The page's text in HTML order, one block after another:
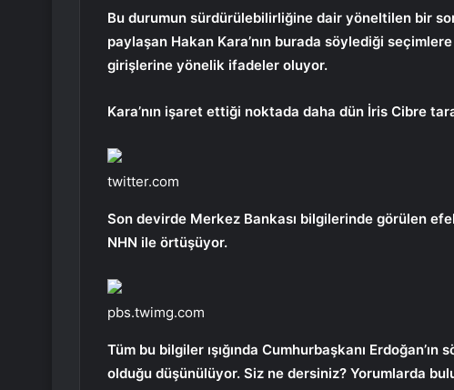
Bu durumun sürdürülebilirliğine dair yöneltilen bir
paylaşan Hakan Kara’nın burada söylediği
girişlerine yönelik ifadeler oluyor.
Kara’nın işaret ettiği noktada daha dün İris Cibre
twitter.com
Son devirde Merkez Bankası bilgilerinde görülen
NHN ile örtüşüyor.
pbs.twimg.com
Tüm bu bilgiler ışığında Cumhurbaşkanı
olduğu düşünülüyor. Siz ne dersiniz? Yorumlarda